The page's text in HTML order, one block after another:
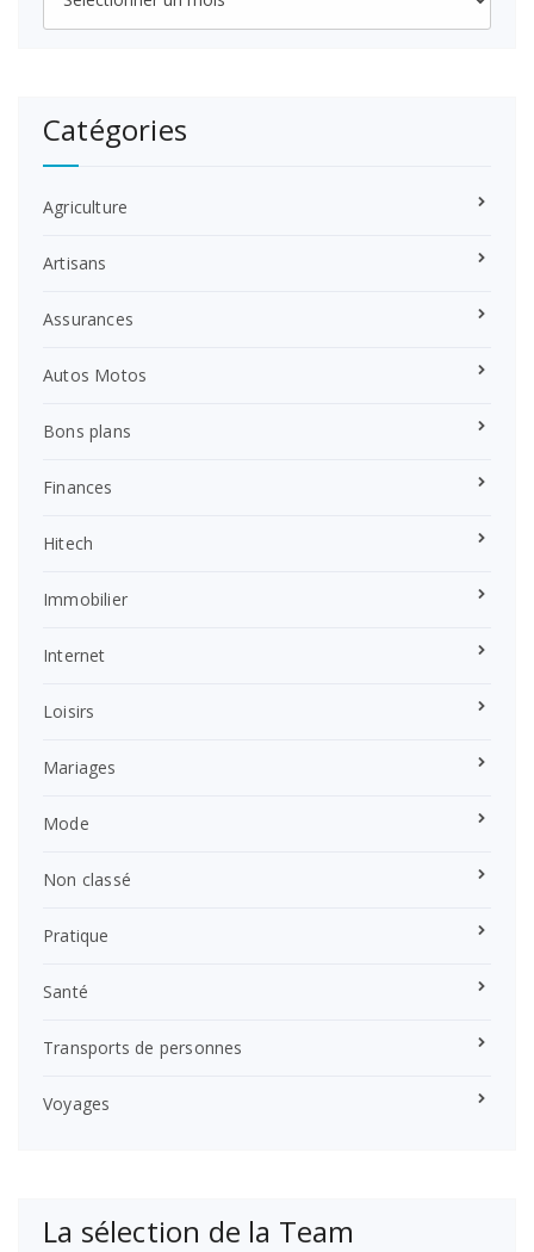
Catégories
Agriculture
Artisans
Assurances
Autos Motos
Bons plans
Finances
Hitech
Immobilier
Internet
Loisirs
Mariages
Mode
Non classé
Pratique
Santé
Transports de personnes
Voyages
La sélection de la Team